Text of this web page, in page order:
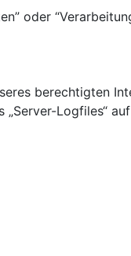
oder
berechtigten
Logfiles“